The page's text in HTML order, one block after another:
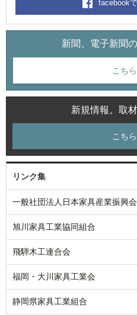
facebook
新聞、電子新聞
こち
新規情報。取
こち
リンク集
一般社団法人日本家具産業振興会
旭川家具工業協同組合
飛騨木工連合会
福岡・大川家具工業会
静岡県家具工業組合